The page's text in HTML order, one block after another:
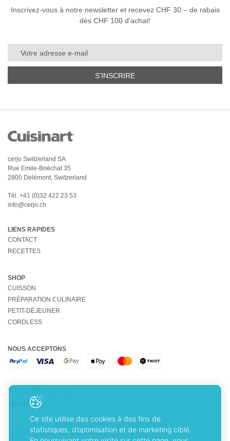
Inscrivez-vous à notre newsletter et recevez CHF 30.– de rabais
dès CHF 100 d'achat!
S'INSCRIRE
cerjo Switzerland SA
Rue Emile-Boéchat 35
2800 Delémont, Switzerland
Tél. +41 (0)32 422 23 53
info@cerjo.ch
LIENS RAPIDES
CONTACT
RECETTES
SHOP
CUISSON
PRÉPARATION CULINAIRE
PETIT-DÉJEUNER
CORDLESS
NOUS ACCEPTONS
NOUS LIVRONS AVEC
CONDITIONS GÉNÉRALES DE VENTE
Ce site utilise des cookies à des fins de
statistiques, d’optimisation et de marketing ciblé.